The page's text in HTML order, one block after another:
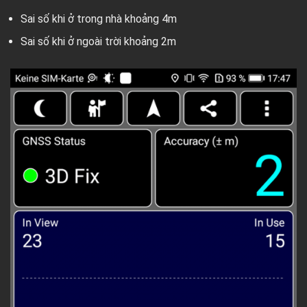
Sai số khi ở trong nhà khoảng 4m
Sai số khi ở ngoài trời khoảng 2m